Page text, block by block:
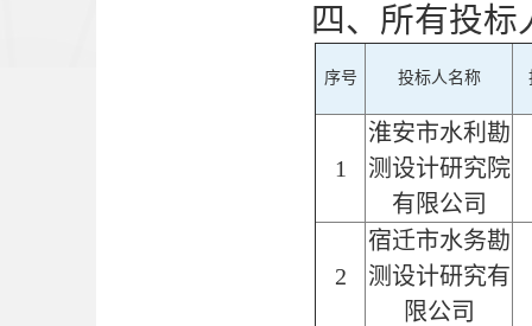
四、所有投标
序号 投标人名称
1
淮安市水利勘
测设计研究院
有限公司
2
宿迁市水务勘
测设计研究有
限公司